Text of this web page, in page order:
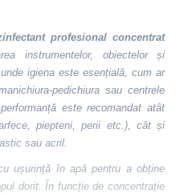
profesional concentrat
instrumentelor, obiectelor și
igiena este esențială, cum ar
pedichiura sau centrele
este recomandat atât
piepteni, perii etc.), cât și
sau acril.
ușurință în apă pentru a obține
dorit. În funcție de concentrație